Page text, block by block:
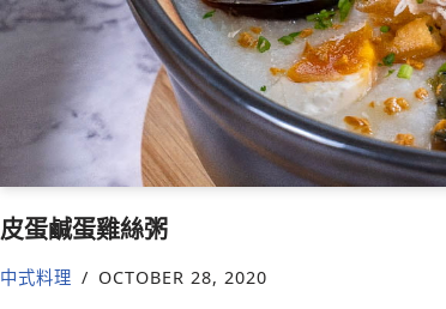
皮蛋鹹蛋雞絲粥
中式料理 OCTOBER 28, 2020